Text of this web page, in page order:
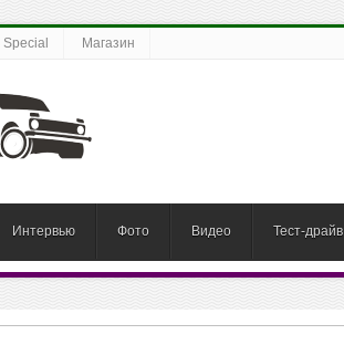
Special Магазин
Интервью Фото Видео Тест-драйв